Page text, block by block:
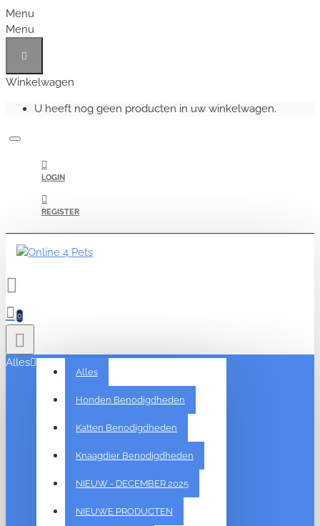
Menu
Menu
Winkelwagen
U heeft nog geen producten in uw winkelwagen.
LOGIN
REGISTER
0
Alles
Alles
Honden Benodigdheden
Katten Benodigdheden
Knaagdier Benodigdheden
NIEUW - DECEMBER 2025
NIEUWE PRODUCTEN